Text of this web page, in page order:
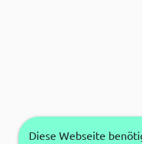
Diese Webseite